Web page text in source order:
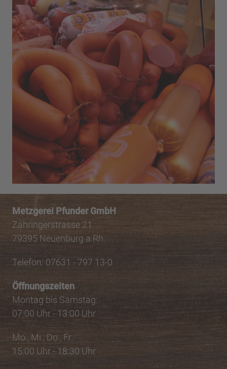
Metzgerei Pfunder GmbH
Zähringerstrasse 21
79395 Neuenburg a.Rh.
Telefon: 07631 - 797 13-0
Öffnungszeiten
Montag bis Samstag:
07:00 Uhr - 13:00 Uhr
Mo., Mi., Do., Fr.:
15:00 Uhr - 18:30 Uhr